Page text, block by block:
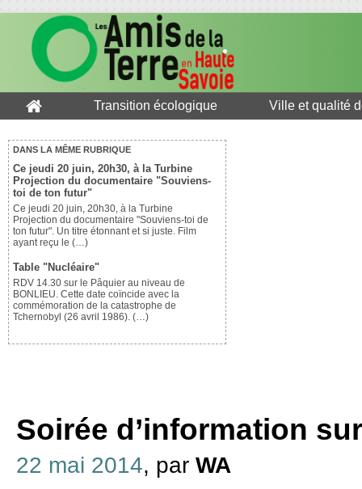
Transition écologique Ville et qualité
DANS LA MÊME RUBRIQUE
Ce jeudi 20 juin, 20h30, à la Turbine
Projection du documentaire "Souviens-
toi de ton futur"
Ce jeudi 20 juin, 20h30, à la Turbine
Projection du documentaire "Souviens-toi de
ton futur". Un titre étonnant et si juste. Film
ayant reçu le (…)
Table "Nucléaire"
RDV 14.30 sur le Pâquier au niveau de
BONLIEU. Cette date coïncide avec la
commémoration de la catastrophe de
Tchernobyl (26 avril 1986). (…)
Soirée d’information
22 mai 2014, par WA